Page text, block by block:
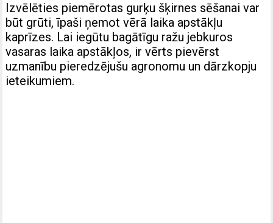
Izvēlēties piemērotas gurķu šķirnes sēšanai var
būt grūti, īpaši ņemot vērā laika apstākļu
kaprīzes. Lai iegūtu bagātīgu ražu jebkuros
vasaras laika apstākļos, ir vērts pievērst
uzmanību pieredzējušu agronomu un dārzkopju
ieteikumiem.